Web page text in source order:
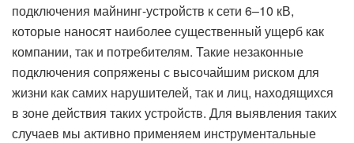
подключения майнинг-устройств к сети 6–10 кВ,
которые наносят наиболее существенный ущерб как
компании, так и потребителям. Такие незаконные
подключения сопряжены с высочайшим риском для
жизни как самих нарушителей, так и лиц, находящихся
в зоне действия таких устройств. Для выявления таких
случаев мы активно применяем инструментальные